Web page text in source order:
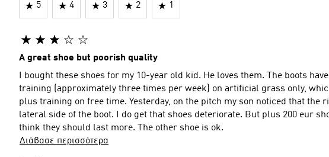
5 4 3 2 1
A great shoe but poorish quality
I bought these shoes for my 10-year old kid. He loves them. The boots
training (approximately three times per week) on artificial grass only,
plus training on free time. Yesterday, on the pitch my son noticed that the
lateral side of the boot. I do get that shoes deteriorate. But plus 200 eur shoes and a kid who trains 3 times per week, I
think they should last more. The other shoe is ok.
Διάβασε περισσότερα